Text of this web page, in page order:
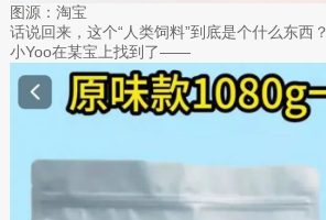
图源：淘宝
话说回来，这个“人类饲料”到底是个什么东西？
小Yoo在某宝上找到了——